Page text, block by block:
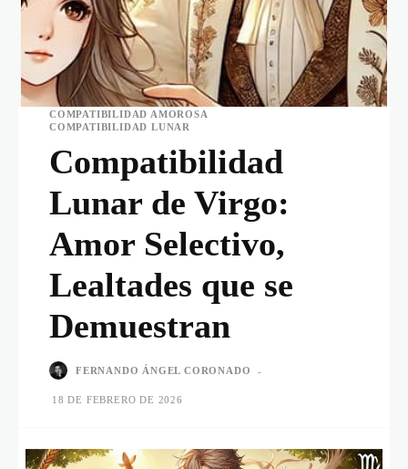
COMPATIBILIDAD AMOROSA
COMPATIBILIDAD LUNAR
Compatibilidad
Lunar de Virgo:
Amor Selectivo,
Lealtades que se
Demuestran
FERNANDO ÁNGEL CORONADO -
18 DE FEBRERO DE 2026